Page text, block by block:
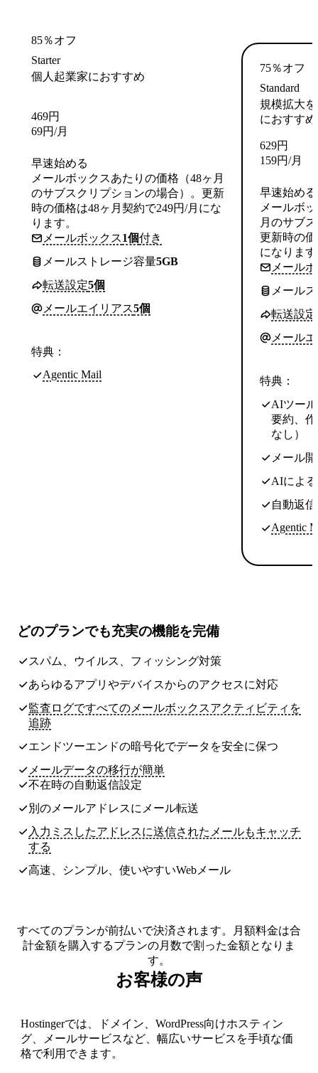
85％オフ
Starter
個人起業家におすすめ
469円
69円/月
早速始める
メールボックスあたりの価格（48ヶ月
のサブスクリプションの場合）。更新
時の価格は48ヶ月契約で249円/月にな
ります。
メールボックス1個付き
メールストレージ容量5GB
転送設定5個
メールエイリアス5個
特典：
Agentic Mail
75％オフ
Standard
規模拡大
におすすめ
629円
159円/月
早速始める
メールボ
月のサブ
更新時の
になりま
メール
メール
転送設定
メール
特典：
AIツー
要約、
なし）
メール
AIによ
自動返
Agentic
どのプランでも充実の機能を完備
スパム、ウイルス、フィッシング対策
あらゆるアプリやデバイスからのアクセスに対応
監査ログですべてのメールボックスアクティビティを
追跡
エンドツーエンドの暗号化でデータを安全に保つ
メールデータの移行が簡単
不在時の自動返信設定
別のメールアドレスにメール転送
入力ミスしたアドレスに送信されたメールもキャッチ
する
高速、シンプル、使いやすいWebメール
すべてのプランが前払いで決済されます。月額料金は合
計金額を購入するプランの月数で割った金額となりま
す。
お客様の声
Hostingerでは、ドメイン、WordPress向けホスティン
グ、メールサービスなど、幅広いサービスを手頃な価
格で利用できます。